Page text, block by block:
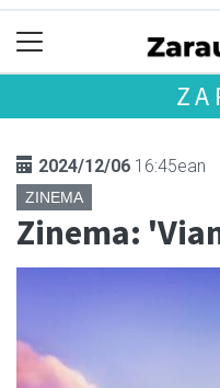
2024/12/06 16:45ean
ZINEMA
Zinema: